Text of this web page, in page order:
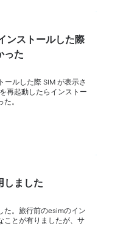
ンストールした際
った
ールした際 SIM が表示さ
再起動したらインストー
。
しました
た。旅行前のesimのイン
ことが有りましたが、サ